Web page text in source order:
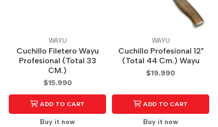
WAYU
Cuchillo Filetero Wayu
Profesional (Total 33
CM.)
$15.990
ADD TO CART
Buy it now
WAYU
Cuchillo Profesional 12"
(Total 44 Cm.) Wayu
$19.990
ADD TO CART
Buy it now